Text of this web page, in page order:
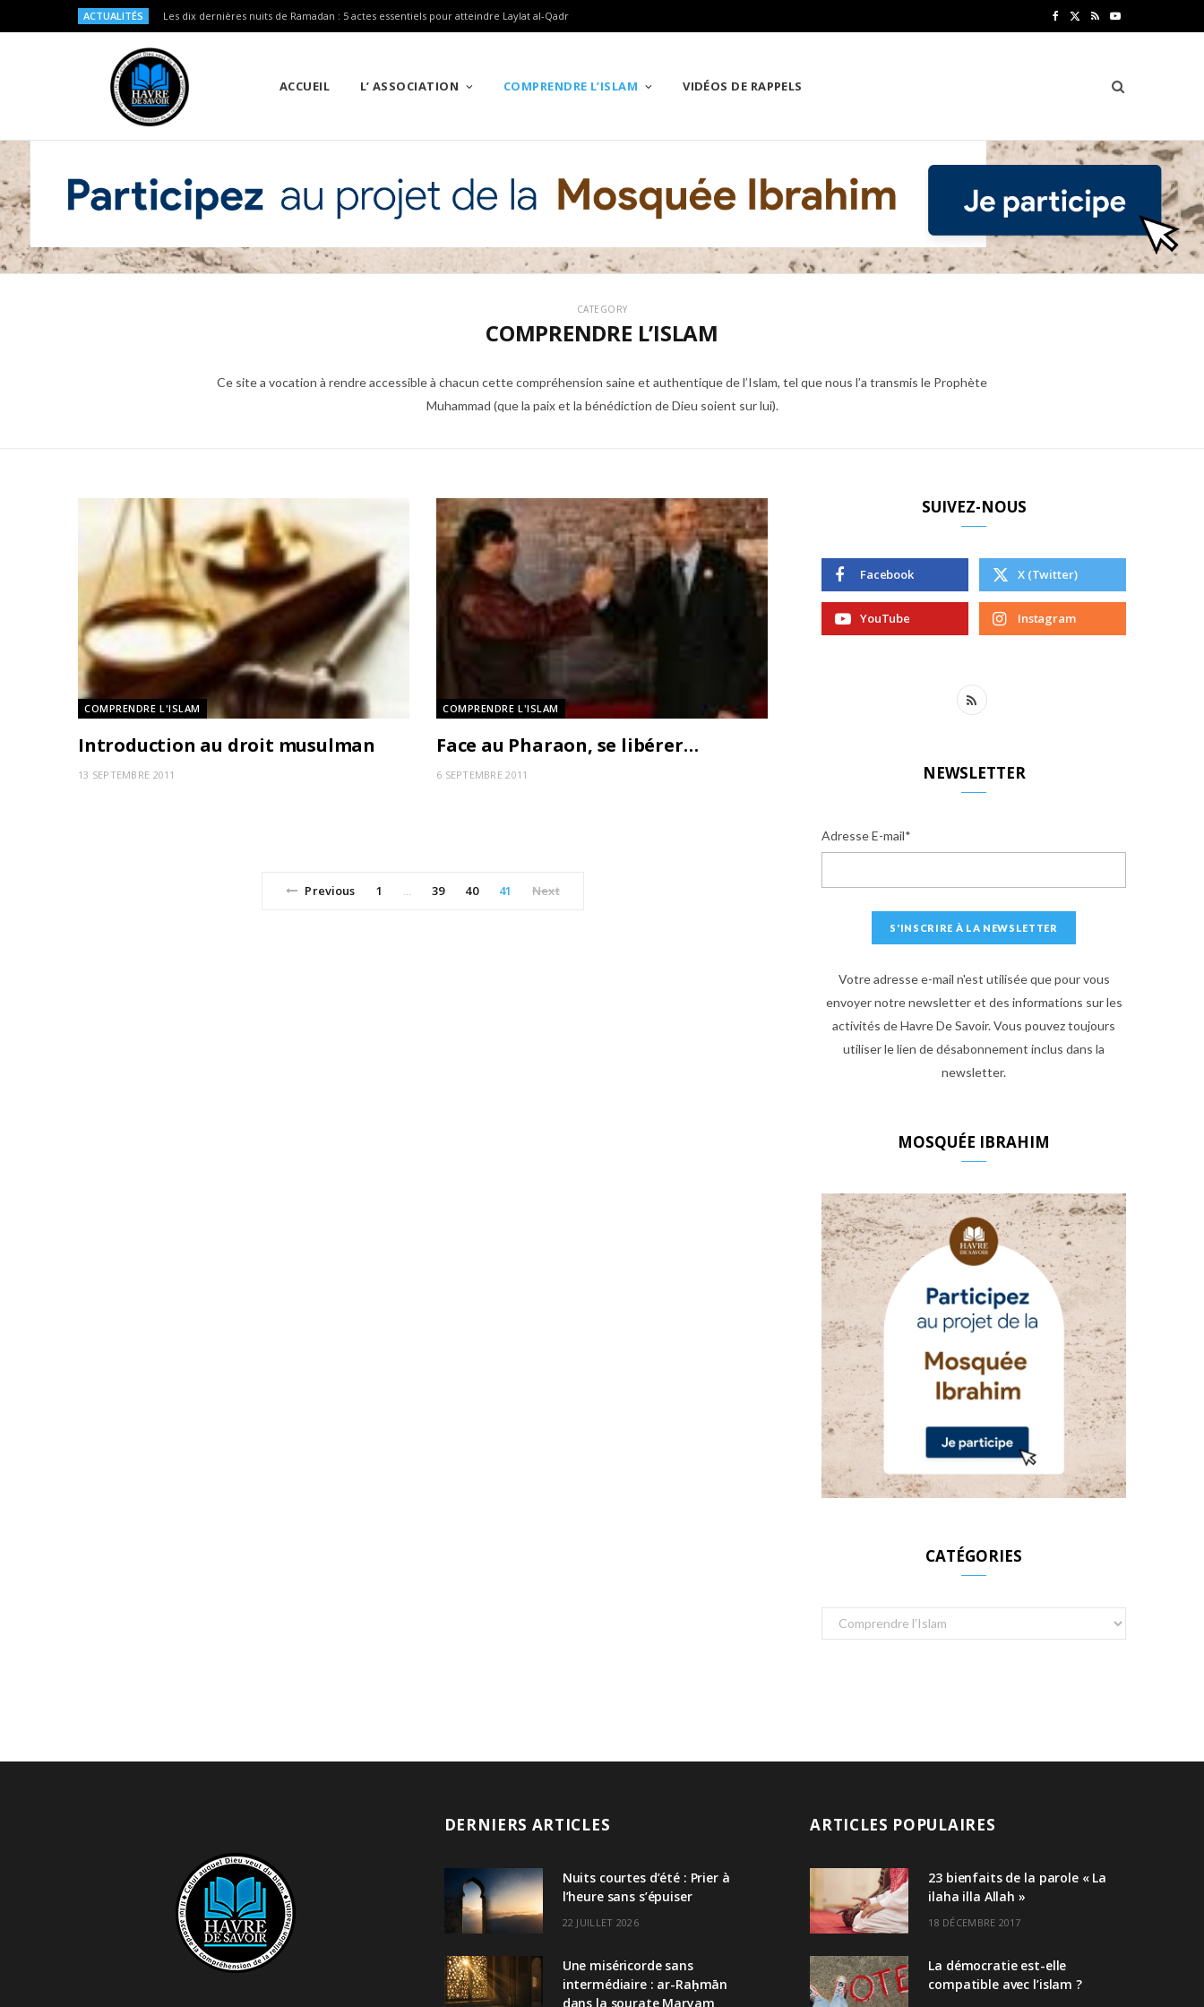
ACTUALITÉS Les dix dernières nuits de Ramadan : 5 actes essentiels pour atteindre Laylat al-Qadr
b
o
i
t
r
R Y
u
u
e
ACCUEIL L’ ASSOCIATION COMPRENDRE L’ISLAM VIDÉOS DE RAPPELS
CATEGORY
COMPRENDRE L’ISLAM
Ce site a vocation à rendre accessible à chacun cette compréhension saine et authentique de l’Islam, tel que nous l’a transmis le Prophète
Muhammad (que la paix et la bénédiction de Dieu soient sur lui).
COMPRENDRE L'ISLAM
Introduction au droit musulman
13 SEPTEMBRE 2011
COMPRENDRE L'ISLAM
Face au Pharaon, se libérer…
6 SEPTEMBRE 2011
Previous 1 … 39 40 41 Next
SUIVEZ-NOUS
Facebook X (Twitter)
YouTube Instagram
R
NEWSLETTER
Adresse E-mail*
Votre adresse e-mail n'est utilisée que pour vous
envoyer notre newsletter et des informations sur les
activités de Havre De Savoir. Vous pouvez toujours
utiliser le lien de désabonnement inclus dans la
newsletter.
MOSQUÉE IBRAHIM
CATÉGORIES
Catégories
DERNIERS ARTICLES
Nuits courtes d’été : Prier à
l’heure sans s’épuiser
22 JUILLET 2026
Une miséricorde sans
intermédiaire : ar-Raḥmān
dans la sourate Maryam
ARTICLES POPULAIRES
23 bienfaits de la parole « La
ilaha illa Allah »
18 DÉCEMBRE 2017
La démocratie est-elle
compatible avec l’islam ?